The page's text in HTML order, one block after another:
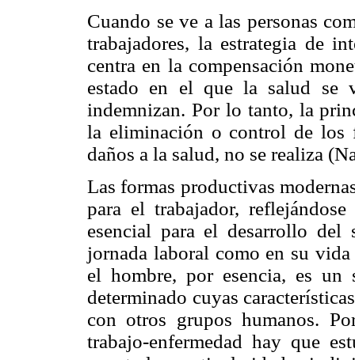
Cuando se ve a las personas
trabajadores, la estrategia de
centra en la compensación
estado en el que la salud se
indemnizan. Por lo tanto, la
la eliminación o control de los
daños a la salud, no se realiza
Las formas productivas
para el trabajador,
esencial para el desarrollo
jornada laboral como en su
el hombre, por esencia, es
determinado cuyas
con otros grupos humanos.
trabajo-enfermedad hay que